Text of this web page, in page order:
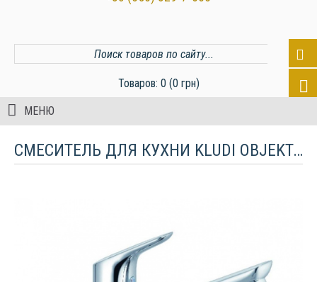
Товаров: 0 (0 грн)
МЕНЮ
СМЕСИТЕЛЬ ДЛЯ КУХНИ KLUDI OBJEKTA С БАЙОНЕТНЫМ КРЕПЛЕНИЕМ И ПОДКЛЮЧЕНИЕМ ДЛЯ ПОСУДОМОЕЧНОЙ МАШИНЫ